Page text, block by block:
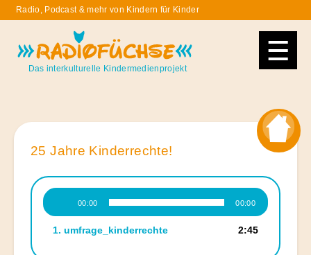
Skip
to
Radio, Podcast & mehr von Kindern für Kinder
Radiofüchse
Das interkulturelle Kindermedienprojekt
25 Jahre Kinderrechte!
Audio-
Player
00:00 00:00
1.umfrage_kinderrechte 2:45